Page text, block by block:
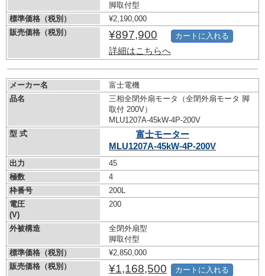
脚取付型
標準価格（税別）
¥2,190,000
販売価格（税別）
¥897,900
詳細はこちらへ
カートに入れる
メーカー名
富士電機
品名
三相全閉外扇モータ（全閉外扇モータ 脚
取付 200V）
MLU1207A-45kW-4P-200V
型 式
富士モーター
MLU1207A-45kW-4P-200V
出力
45
極数
4
枠番号
200L
電圧
(V)
200
外被構造
全閉外扇型
脚取付型
標準価格（税別）
¥2,850,000
販売価格（税別）
¥1,168,500 カートに入れる